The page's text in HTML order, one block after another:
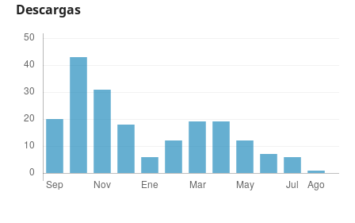
Descargas